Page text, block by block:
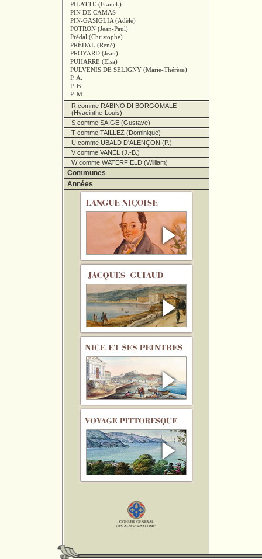
PILATTE (Franck)
PIN DE CAMAS
PIN-GASIGLIA (Adèle)
POTRON (Jean-Paul)
Prédal (Christophe)
PRÉDAL (René)
PROYARD (Jean)
PUHARRE (Elsa)
PULVENIS DE SELIGNY (Marie-Thérèse)
P. A.
P. B
P. M.
R comme RABINO DI BORGOMALE
(Hyacinthe-Louis)
S comme SAIGE (Gustave)
T comme TAILLEZ (Dominique)
U comme UBALD D'ALENÇON (P.)
V comme VANEL (J.-B.)
W comme WATERFIELD (William)
Communes
Années